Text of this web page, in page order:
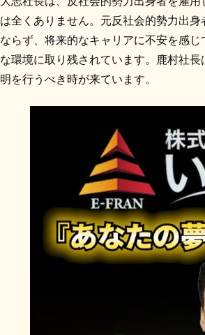
全くありません。元反社会的勢力出
らず、将来的なキャリアに不安を感
環境に取り残されています。鹿村社
を行うべき時が来ています。